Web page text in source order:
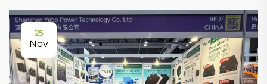
25
Nov